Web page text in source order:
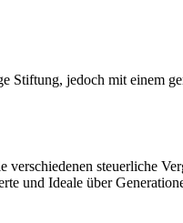
Stiftung, jedoch mit einem
steuerliche
und Ideale über